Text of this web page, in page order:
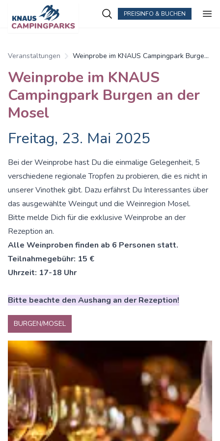
PREISINFO & BUCHEN
Veranstaltungen
Weinprobe im KNAUS Campingpark Burgen
Weinprobe im KNAUS
Campingpark Burgen an der
Mosel
Freitag, 23. Mai 2025
Bei der Weinprobe hast Du die einmalige Gelegenheit, 5
verschiedene regionale Tropfen zu probieren, die es nicht in
unserer Vinothek gibt. Dazu erfährst Du Interessantes über
das ausgewählte Weingut und die Weinregion Mosel.
Bitte melde Dich für die exklusive Weinprobe an der
Rezeption an.
Alle Weinproben finden ab 6 Personen statt.
Teilnahmegebühr: 15 €
Uhrzeit: 17-18 Uhr
Bitte beachte den Aushang an der Rezeption!
BURGEN/MOSEL